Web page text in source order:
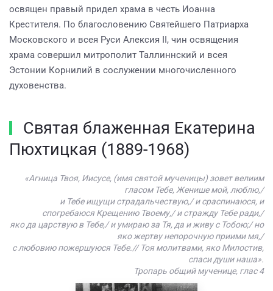
освящен правый придел храма в честь Иоанна
Крестителя. По благословению Святейшего Патриарха
Московского и всея Руси Алексия II, чин освящения
храма совершил митрополит Таллиннский и всея
Эстонии Корнилий в сослужении многочисленного
духовенства.
Святая блаженная Екатерина
Пюхтицкая (1889-1968)
«Агница Твоя, Иисусе, (имя святой мученицы) зовет велиим
гласом Тебе, Женише мой, люблю,/
и Тебе ищущи страдальчествую,/ и сраспинаюся, и
спогребаюся Крещению Твоему,/ и стражду Тебе ради,/
яко да царствую в Тебе,/ и умираю за Тя, да и живу с Тобою;/ но
яко жертву непорочную приими мя,/
с любовию пожершуюся Тебе.// Тоя молитвами, яко Милостив,
спаси души наша».
Тропарь общий мученице, глас 4